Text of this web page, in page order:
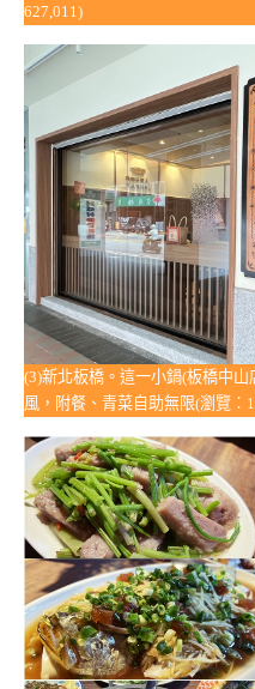
627,011)
(3)新北板橋。這一小鍋(板橋中
風，附餐、青菜自助無限(瀏覽：